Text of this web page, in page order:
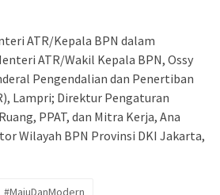
ATR/Kepala BPN dalam
ATR/Wakil Kepala BPN, Ossy
Pengendalian dan Penertiban
Lampri; Direktur Pengaturan
PPAT, dan Mitra Kerja, Ana
Wilayah BPN Provinsi DKI Jakarta,
#MajuDanModern